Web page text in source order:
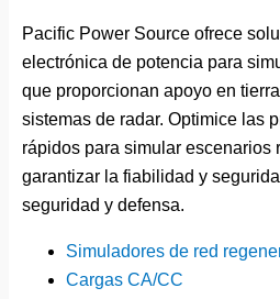
Pacific Power Source ofrece
electrónica de potencia para
que proporcionan apoyo en
sistemas de radar. Optimice las
rápidos para simular escenarios
garantizar la fiabilidad y
seguridad y defensa.
Simuladores de red
Cargas CA/CC